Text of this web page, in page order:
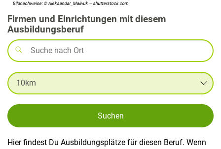
Bildnachweise: © Aleksandar_Malivuk – shutterstock.com
Firmen und Einrichtungen mit diesem
Ausbildungsberuf
Suchen
Hier findest Du Ausbildungsplätze für diesen Beruf. Wenn